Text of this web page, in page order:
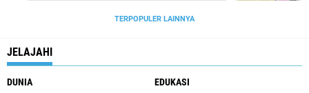
TERPOPULER LAINNYA
JELAJAHI
DUNIA
EDUKASI